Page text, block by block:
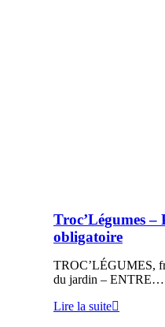
Troc’Légumes –
obligatoire
TROC’LÉGUMES,
du jardin – ENTRE…
Lire la suite